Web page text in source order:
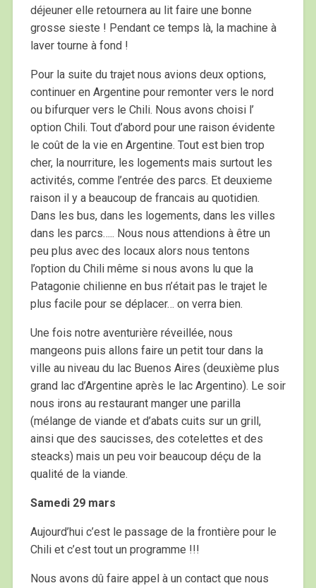
déjeuner elle retournera au lit faire une bonne
grosse sieste ! Pendant ce temps là, la machine à
laver tourne à fond !
Pour la suite du trajet nous avions deux options,
continuer en Argentine pour remonter vers le nord
ou bifurquer vers le Chili. Nous avons choisi l’
option Chili. Tout d’abord pour une raison évidente
le coût de la vie en Argentine. Tout est bien trop
cher, la nourriture, les logements mais surtout les
activités, comme l’entrée des parcs. Et deuxieme
raison il y a beaucoup de francais au quotidien.
Dans les bus, dans les logements, dans les villes
dans les parcs….. Nous nous attendions à être un
peu plus avec des locaux alors nous tentons
l’option du Chili même si nous avons lu que la
Patagonie chilienne en bus n’était pas le trajet le
plus facile pour se déplacer… on verra bien.
Une fois notre aventurière réveillée, nous
mangeons puis allons faire un petit tour dans la
ville au niveau du lac Buenos Aires (deuxième plus
grand lac d’Argentine après le lac Argentino). Le soir
nous irons au restaurant manger une parilla
(mélange de viande et d’abats cuits sur un grill,
ainsi que des saucisses, des cotelettes et des
steacks) mais un peu voir beaucoup déçu de la
qualité de la viande.
Samedi 29 mars
Aujourd’hui c’est le passage de la frontière pour le
Chili et c’est tout un programme !!!
Nous avons dû faire appel à un contact que nous